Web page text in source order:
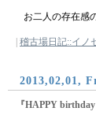
お二人の存在感
稽古場日記::イノ
2013,02,01,
『HAPPY